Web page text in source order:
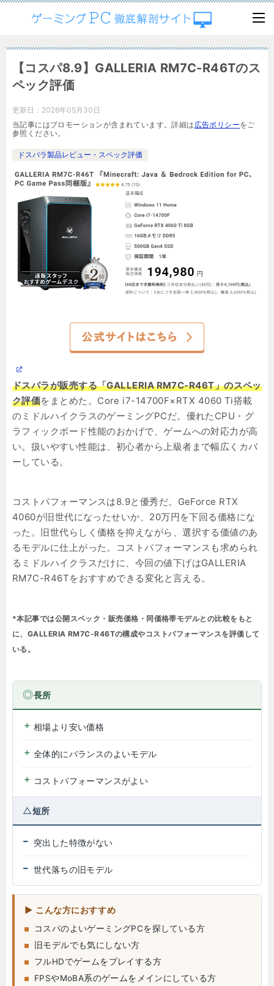
【コスパ8.9】GALLERIA RM7C-R46Tのス
ペック評価
更新日： 2026年05月30日
当記事にはプロモーションが含まれています。詳細は 広告ポリシーをご
参照ください。
ドスパラ製品レビュー・スペック評価
ドスパラが販売する「GALLERIA RM7C-R46T」のスペッ
ク評価をまとめた。Core i7-14700F×RTX 4060 Ti搭載
のミドルハイクラスのゲーミングPCだ。優れたCPU・グ
ラフィックボード性能のおかげで、ゲームへの対応力が高
い。扱いやすい性能は、初心者から上級者まで幅広くカバ
ーしている。
コストパフォーマンスは8.9と優秀だ。GeForce RTX
4060が旧世代になったせいか、20万円を下回る価格にな
った。旧世代らしく価格を抑えながら、選択する価値のあ
るモデルに仕上がった。コストパフォーマンスも求められ
るミドルハイクラスだけに、今回の値下げはGALLERIA
RM7C-R46Tをおすすめできる変化と言える。
*本記事では公開スペック・販売価格・同価格帯モデルとの比較をもと
に、GALLERIA RM7C-R46Tの構成やコストパフォーマンスを評価して
いる。
長所
相場より安い価格
全体的にバランスのよいモデル
コストパフォーマンスがよい
短所
突出した特徴がない
世代落ちの旧モデル
こんな方におすすめ
コスパのよいゲーミングPCを探している方
旧モデルでも気にしない方
フルHDでゲームをプレイする方
FPSやMoBA系のゲームをメインにしている方